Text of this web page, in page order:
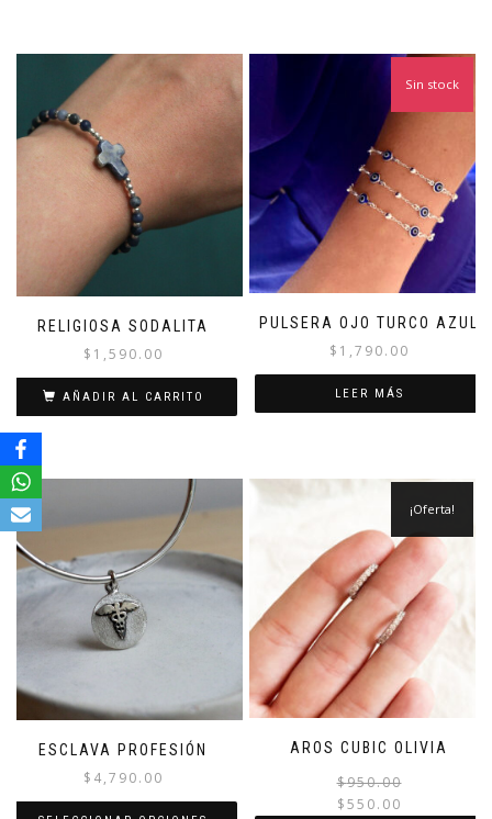
RELIGIOSA SODALITA
$ 1,590.00
AÑADIR AL CARRITO
PULSERA OJO TURCO AZUL
$ 1,790.00
Sin stock
LEER MÁS
ESCLAVA PROFESIÓN
$ 4,790.00
AROS CUBIC OLIVIA
¡Oferta!
$950.00
$550.00